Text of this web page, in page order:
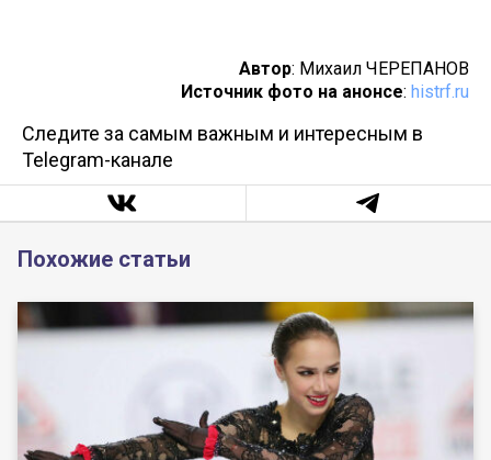
Автор: Михаил ЧЕРЕПАНОВ
Источник фото на анонсе: histrf.ru
Следите за самым важным и интересным в
Telegram-канале
Похожие статьи